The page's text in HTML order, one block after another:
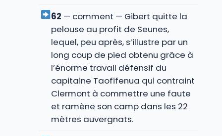
62 — comment — Gibert quitte la
pelouse au profit de Seunes,
lequel, peu après, s’illustre par un
long coup de pied obtenu grâce à
l’énorme travail défensif du
capitaine Taofifenua qui contraint
Clermont à commettre une faute
et ramène son camp dans les 22
mètres auvergnats.